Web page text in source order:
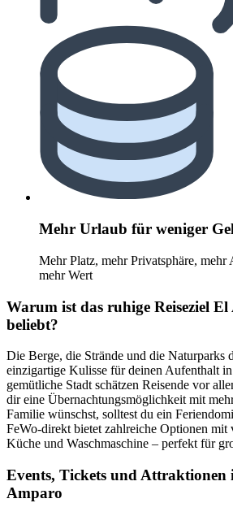
Mehr Urlaub für weniger
Mehr Platz, mehr Privatsphäre, mehr
mehr Wert
Warum ist das ruhige Reiseziel
beliebt?
Die Berge, die Strände und die Naturparks
einzigartige Kulisse für deinen Aufenthalt
gemütliche Stadt schätzen Reisende vor
dir eine Übernachtungsmöglichkeit mit
Familie wünschst, solltest du ein
FeWo-direkt bietet zahlreiche Optionen mit
Küche und Waschmaschine – perfekt für
Events, Tickets und Attraktionen
Amparo